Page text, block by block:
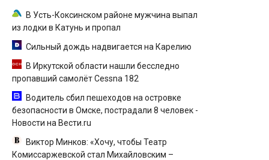
В Усть-Коксинском районе мужчина выпал
из лодки в Катунь и пропал
Сильный дождь надвигается на Карелию
В Иркутской области нашли бесследно
пропавший самолёт Cessna 182
Водитель сбил пешеходов на островке
безопасности в Омске, пострадали 8 человек -
Новости на Вести.ru
Виктор Минков: «Хочу, чтобы Театр
Комиссаржевской стал Михайловским –